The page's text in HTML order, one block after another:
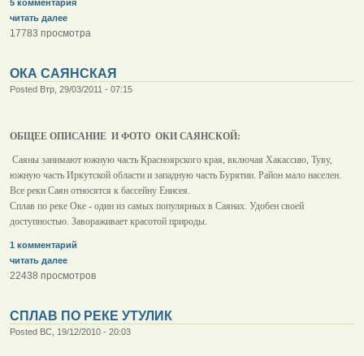
5 комментария
читать далее
17783 просмотра
ОКА САЯНСКАЯ
Posted Втр, 29/03/2011 - 07:15
ОБЩЕЕ ОПИСАНИЕ И ФОТО ОКИ САЯНСКОЙ:
Саяны занимают южную часть Красноярского края, включая Хакассию, Туву,
южную часть Иркутской области и западную часть Бурятии. Район мало населен.
Все реки Саян относятся к бассейну Енисея.
Сплав по pеке Оке - один из самых популярных в Саянах. Удобен своей
доступностью. Завораживает красотой природы.
1 комментарий
читать далее
22438 просмотров
СПЛАВ ПО РЕКЕ УТУЛИК
Posted ВС, 19/12/2010 - 20:03